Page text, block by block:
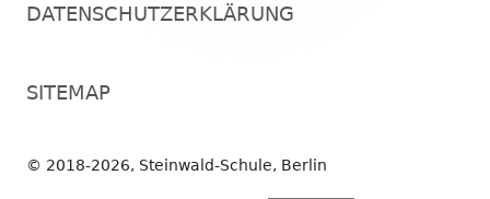
DATENSCHUTZERKLÄRUNG
SITEMAP
© 2018-2026, Steinwald-Schule, Berlin